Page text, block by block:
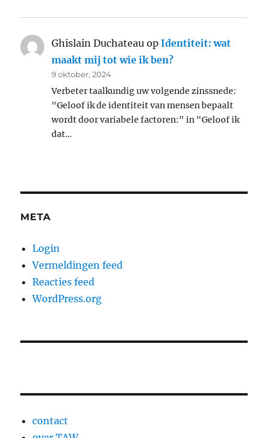
Ghislain Duchateau opIdentiteit: wat
maakt mij tot wie ik ben?
9 oktober, 2024
Verbeter taalkundig uw volgende zinssnede:
"Geloof ik de identiteit van mensen bepaalt
wordt door variabele factoren:" in "Geloof ik
dat…
META
Login
Vermeldingen feed
Reacties feed
WordPress.org
contact